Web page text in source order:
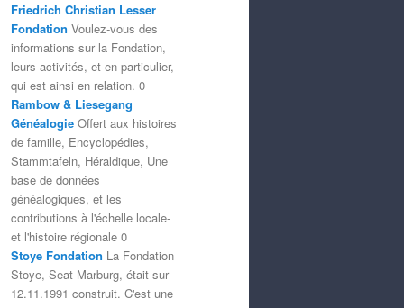
Friedrich Christian Lesser
Fondation Voulez-vous des
informations sur la Fondation,
leurs activités, et en particulier,
qui est ainsi en relation. 0
Rambow & Liesegang
Généalogie Offert aux histoires
de famille, Encyclopédies,
Stammtafeln, Héraldique, Une
base de données
généalogiques, et les
contributions à l'échelle locale-
et l'histoire régionale 0
Stoye Fondation La Fondation
Stoye, Seat Marburg, était sur
12.11.1991 construit. C'est une